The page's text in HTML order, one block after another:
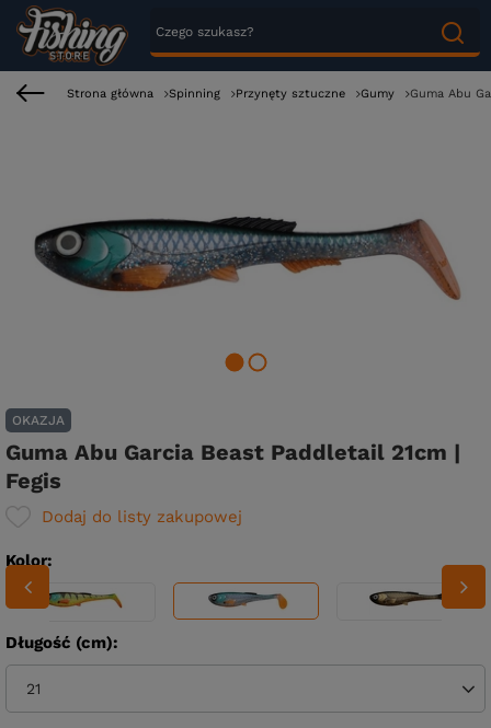
Strona główna Spinning Przynęty sztuczne Gumy Guma Abu
OKAZJA
Guma Abu Garcia Beast Paddletail 21cm |
Fegis
Dodaj do listy zakupowej
Kolor
Długość (cm)
21